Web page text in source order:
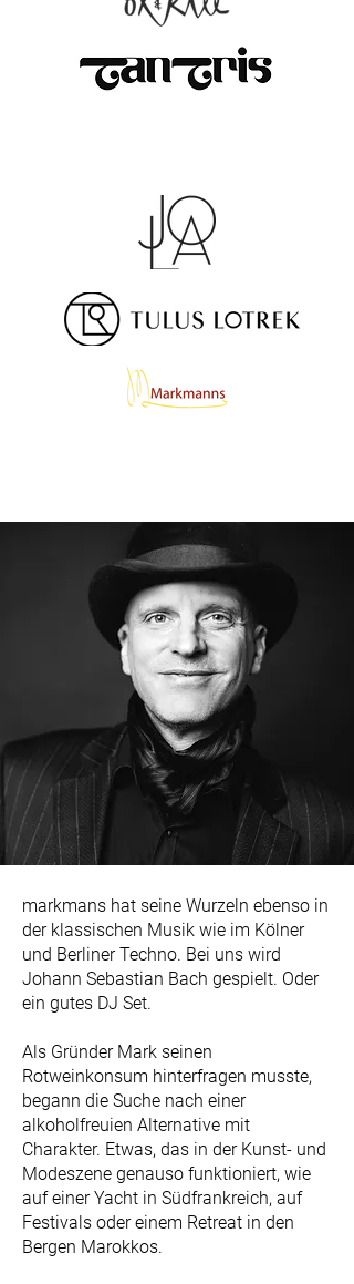
markmans hat seine Wurzeln ebenso in
der klassischen Musik wie im Kölner
und Berliner Techno. Bei uns wird
Johann Sebastian Bach gespielt. Oder
ein gutes DJ Set.
Als Gründer Mark seinen
Rotweinkonsum hinterfragen musste,
begann die Suche nach einer
alkoholfreuien Alternative mit
Charakter. Etwas, das in der Kunst- und
Modeszene genauso funktioniert, wie
auf einer Yacht in Südfrankreich, auf
Festivals oder einem Retreat in den
Bergen Marokkos.